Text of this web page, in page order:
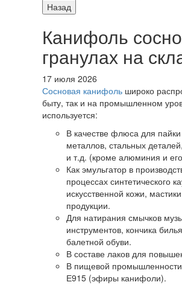
Назад
Канифоль
гранулах на
17 июля 2026
Сосновая канифоль широко
быту, так и на промышленном
используется:
В качестве флюса для
металлов, стальных
и т.д. (кроме алюминия и
Как эмульгатор в
процессах синтетического
искусственной кожи,
продукции.
Для натирания смычков
инструментов, кончика
балетной обуви.
В составе лаков для
В пищевой промышленности
Е915 (эфиры канифоли).